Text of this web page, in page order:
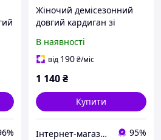
Жіночий демісезонний
довгий кардиган зі
ангори з поясом розмір
універсальний 42-48
В наявності
від 190₴/міс
1 140₴
Купити
Інтернет-магазин одягу та взуття KedON 95%